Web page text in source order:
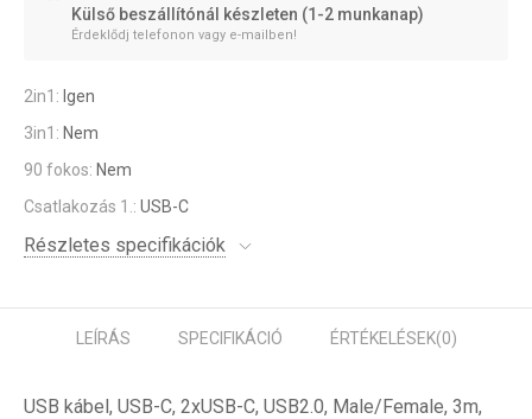
Külső beszállítónál készleten (1-2 munkanap)
Érdeklődj telefonon vagy e-mailben!
2in1: Igen
3in1: Nem
90 fokos: Nem
Csatlakozás 1.: USB-C
Részletes specifikációk
LEÍRÁS SPECIFIKÁCIÓ ÉRTÉKELÉSEK(0)
USB kábel, USB-C, 2xUSB-C, USB2.0, Male/Female, 3m,